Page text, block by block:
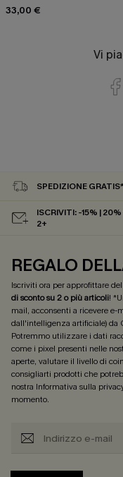
33,00 €
Vi
SPEDIZIONE GRATIS*
ISCRIVITI: -15% | 20%
2+
REGALO
Iscriviti ora per approfittare del
di sconto su 2 o più articoli!
mail, acconsenti a ricevere
dall'intelligenza artificiale) da
Potremmo utilizzare i dati
come i pixel presenti nelle
aperte, valutare il livello di
consigliarti prodotti che
nostra Informativa sulla
momento.